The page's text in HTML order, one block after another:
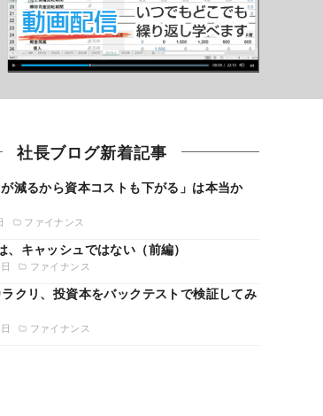
社長ブログ新着記事
ファイナンス
が減るから資本コストも下がる」は本当か
ファイナンス
、キャッシュではない（前編）
ファイナンス
クリ、投資本をバックテストで検証してみ